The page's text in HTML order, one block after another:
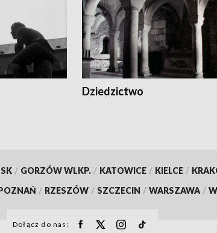
Dziedzictwo
/ GORZÓW WLKP. / KATOWICE / KIELCE /
/ RZESZÓW / SZCZECIN / WARSZAWA /
Dołącz do nas: